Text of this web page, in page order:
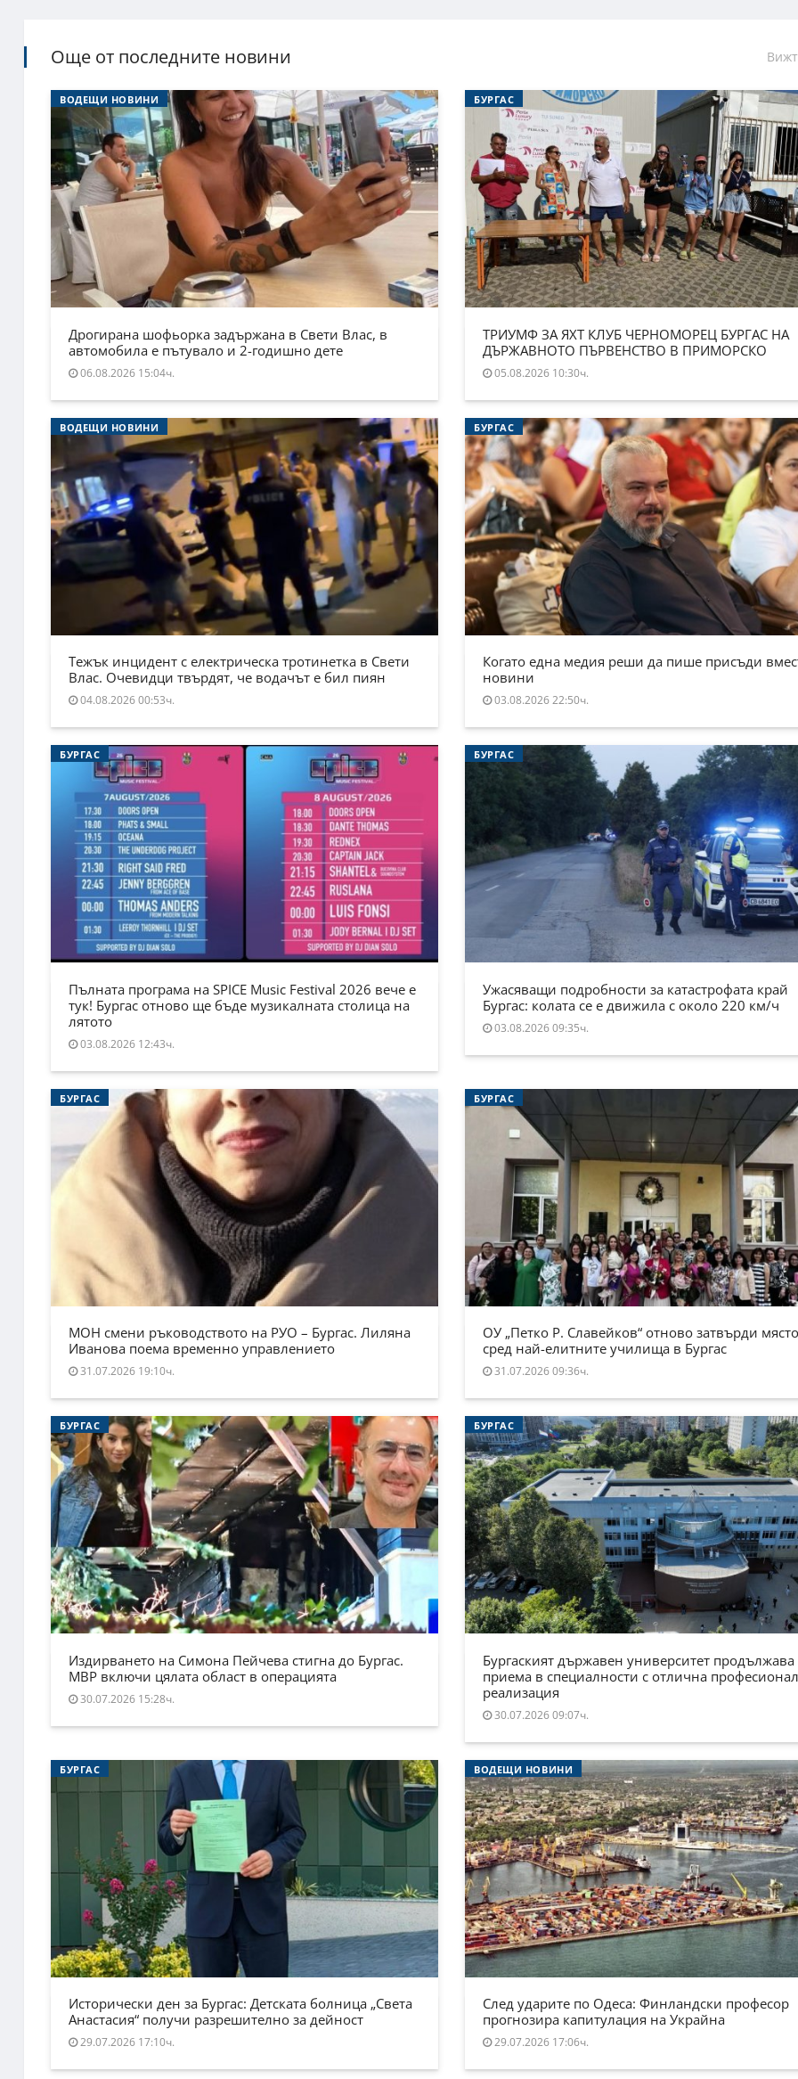
Още от последните новини
ВОДЕЩИ НОВИНИ
Дрогирана шофьорка задържана в Свети Влас, в
автомобила е пътувало и 2-годишно дете
06.08.2026 15:04ч.
БУРГАС
ТРИУМФ ЗА ЯХТ КЛУБ ЧЕРНОМОРЕЦ БУРГАС НА
ДЪРЖАВНОТО ПЪРВЕНСТВО В ПРИМОРСКО
05.08.2026 10:30ч.
ВОДЕЩИ НОВИНИ
Тежък инцидент с електрическа тротинетка в Свети
Влас. Очевидци твърдят, че водачът е бил пиян
04.08.2026 00:53ч.
БУРГАС
Когато една медия реши да пише присъди
новини
03.08.2026 22:50ч.
БУРГАС
Пълната програма на SPICE Music Festival 2026 вече е
тук! Бургас отново ще бъде музикалната столица на
лятото
03.08.2026 12:43ч.
БУРГАС
Ужасяващи подробности за катастрофата край
Бургас: колата се е движила с около 220 км/ч
03.08.2026 09:35ч.
БУРГАС
МОН смени ръководството на РУО – Бургас. Лиляна
Иванова поема временно управлението
31.07.2026 19:10ч.
БУРГАС
ОУ „Петко Р. Славейков“ отново затвърди
сред най-елитните училища в Бургас
31.07.2026 09:36ч.
БУРГАС
Издирването на Симона Пейчева стигна до Бургас.
МВР включи цялата област в операцията
30.07.2026 15:28ч.
БУРГАС
Бургаският държавен университет продължава
приема в специалности с отлична
реализация
30.07.2026 09:07ч.
БУРГАС
Исторически ден за Бургас: Детската болница „Света
Анастасия“ получи разрешително за дейност
29.07.2026 17:10ч.
ВОДЕЩИ НОВИНИ
След ударите по Одеса: Финландски професор
прогнозира капитулация на Украйна
29.07.2026 17:06ч.